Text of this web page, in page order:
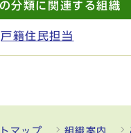
分類に関連する組織
戸籍住民担当
マップ 組織案内